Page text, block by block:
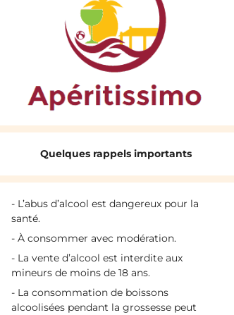
Quelques rappels importants
- L’abus d’alcool est dangereux pour la
santé.
- À consommer avec modération.
- La vente d’alcool est interdite aux
mineurs de moins de 18 ans.
- La consommation de boissons
alcoolisées pendant la grossesse peut